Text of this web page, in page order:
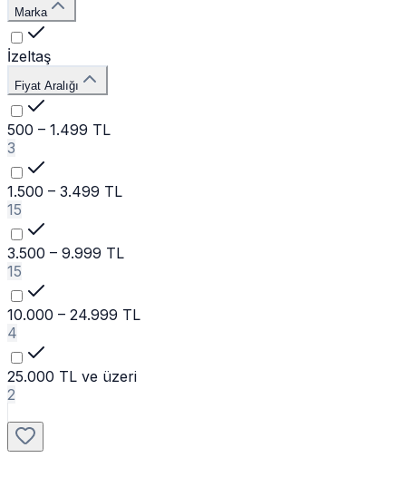
Marka
İzeltaş
Fiyat Aralığı
500 – 1.499 TL
3
1.500 – 3.499 TL
15
3.500 – 9.999 TL
15
10.000 – 24.999 TL
4
25.000 TL ve üzeri
2